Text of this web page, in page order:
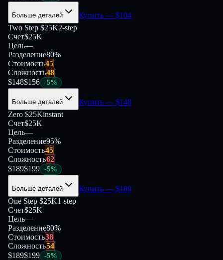
Больше деталей Купить — $104
Two Step $25K2-step
Счет$25K
Цель—
Разделение80%
Стоимость45
Сложность48
$148$156 -5%
Больше деталей Купить — $148
Zero $25Kinstant
Счет$25K
Цель—
Разделение95%
Стоимость45
Сложность62
$189$199 -5%
Больше деталей Купить — $189
One Step $25K1-step
Счет$25K
Цель—
Разделение80%
Стоимость38
Сложность54
$189$199 -5%